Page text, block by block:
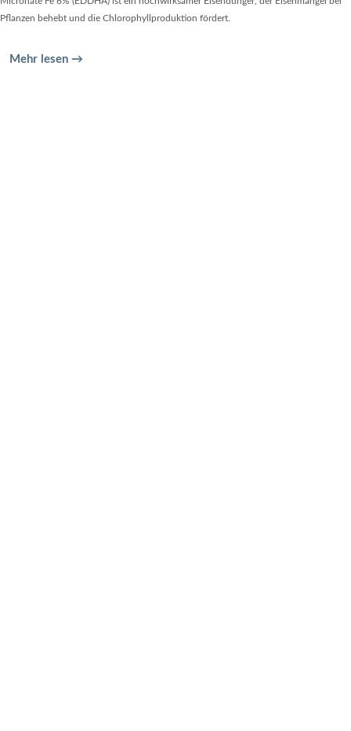
Pflanzen behebt und die Chlorophyllproduktion fördert.
Mehr lesen →